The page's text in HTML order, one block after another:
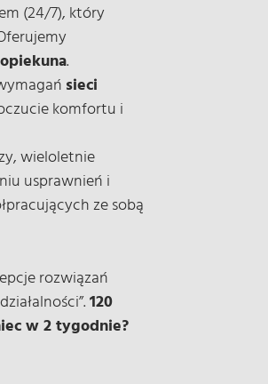
(24/7), który
.
sieci
komfortu i
wieloletnie
usprawnień i
ze sobą
rozwiązań
120
w 2 tygodnie?